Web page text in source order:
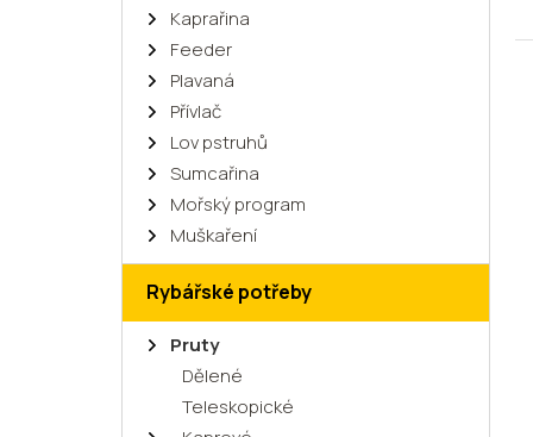
Kaprařina
Feeder
Plavaná
Přívlač
Lov pstruhů
Sumcařina
Mořský program
Muškaření
Rybářské potřeby
Pruty
Dělené
Teleskopické